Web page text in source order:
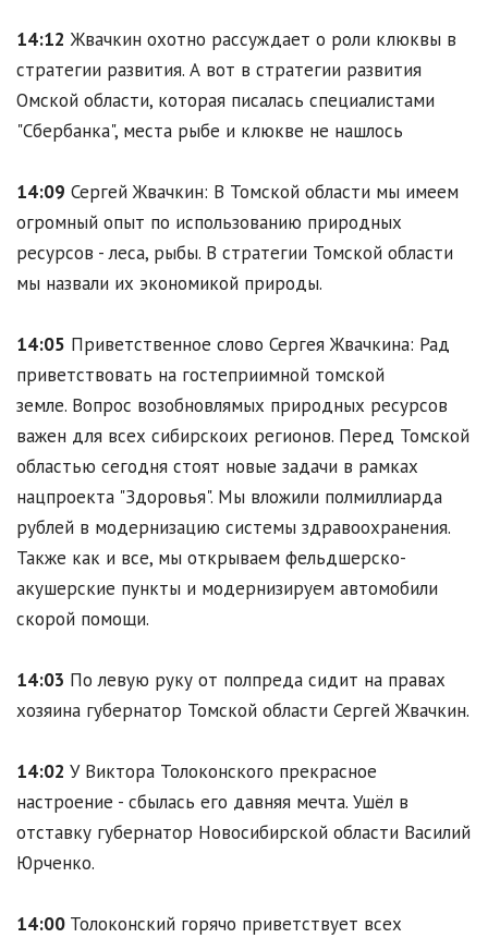
14:12 Жвачкин охотно рассуждает о роли клюквы в
стратегии развития. А вот в стратегии развития
Омской области, которая писалась специалистами
"Сбербанка", места рыбе и клюкве не нашлось
14:09 Сергей Жвачкин: В Томской области мы имеем
огромный опыт по использованию природных
ресурсов - леса, рыбы. В стратегии Томской области
мы назвали их экономикой природы.
14:05 Приветственное слово Сергея Жвачкина: Рад
приветствовать на гостеприимной томской
земле. Вопрос возобновлямых природных ресурсов
важен для всех сибирскоих регионов. Перед Томской
областью сегодня стоят новые задачи в рамках
нацпроекта "Здоровья". Мы вложили полмиллиарда
рублей в модернизацию системы здравоохранения.
Также как и все, мы открываем фельдшерско-
акушерские пункты и модернизируем автомобили
скорой помощи.
14:03 По левую руку от полпреда сидит на правах
хозяина губернатор Томской области Сергей Жвачкин.
14:02 У Виктора Толоконского прекрасное
настроение - сбылась его давняя мечта. Ушёл в
отставку губернатор Новосибирской области Василий
Юрченко.
14:00 Толоконский горячо приветствует всех